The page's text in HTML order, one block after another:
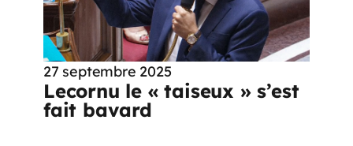
27 septembre 2025
Lecornu le « taiseux » s’est
fait bavard